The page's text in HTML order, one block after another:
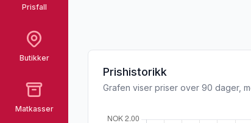
Prisfall
Butikker
Matkasser
Prishistorikk
Grafen viser priser over 90 dager,